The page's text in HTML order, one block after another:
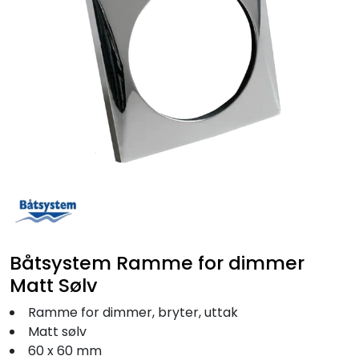
Båtsystem Ramme for dimmer
Matt Sølv
Ramme for dimmer, bryter, uttak
Matt sølv
60 x 60 mm
Motor/Styring
Fortøyning
Fritid/Sikkerhet
Nyheter